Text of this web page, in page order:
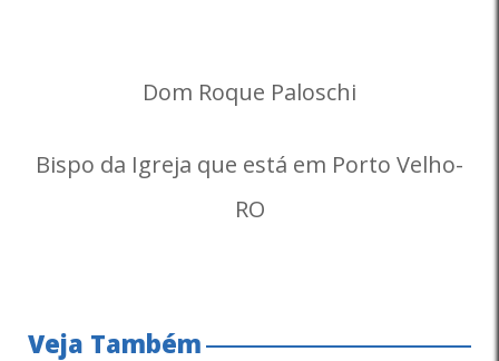
Dom Roque Paloschi
Bispo da Igreja que está em Porto Velho-
RO
Veja Também